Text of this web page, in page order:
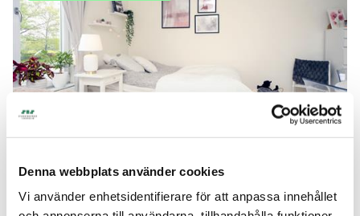
Denna webbplats använder cookies
Vi använder enhetsidentifierare för att anpassa innehållet
Kristianstad
Move-in date: 1 Sep. 2026